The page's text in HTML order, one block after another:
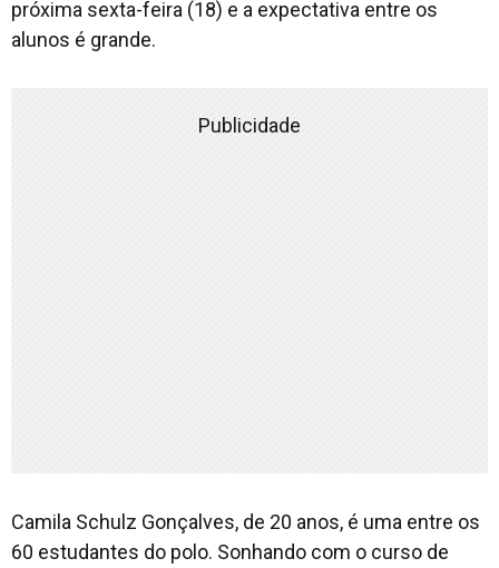
próxima sexta-feira (18) e a expectativa entre os
alunos é grande.
Publicidade
Camila Schulz Gonçalves, de 20 anos, é uma entre os
60 estudantes do polo. Sonhando com o curso de